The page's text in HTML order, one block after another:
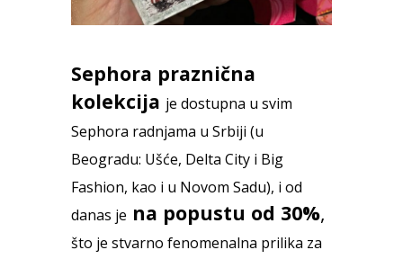
Sephora praznična
kolekcija je dostupna u svim
Sephora radnjama u Srbiji (u
Beogradu: Ušće, Delta City i Big
Fashion, kao i u Novom Sadu), i od
danas je na popustu od 30%,
što je stvarno fenomenalna prilika za